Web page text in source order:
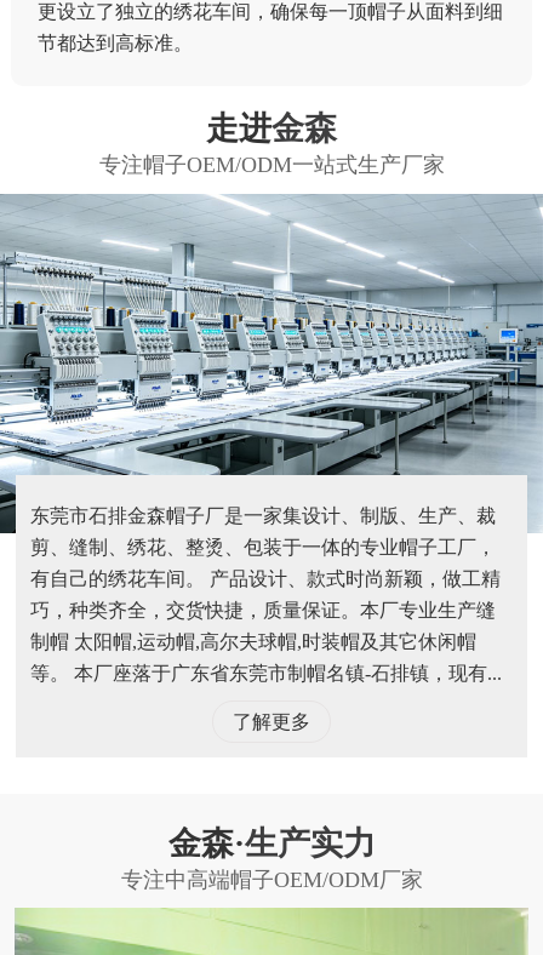
更设立了独立的绣花车间，确保每一顶帽子从面料到细
节都达到高标准。
走进金森
专注帽子OEM/ODM一站式生产厂家
东莞市石排金森帽子厂是一家集设计、制版、生产、裁
剪、缝制、绣花、整烫、包装于一体的专业帽子工厂，
有自己的绣花车间。 产品设计、款式时尚新颖，做工精
巧，种类齐全，交货快捷，质量保证。本厂专业生产缝
制帽 太阳帽,运动帽,高尔夫球帽,时装帽及其它休闲帽
等。 本厂座落于广东省东莞市制帽名镇-石排镇，现有...
了解更多
金森·生产实力
专注中高端帽子OEM/ODM厂家